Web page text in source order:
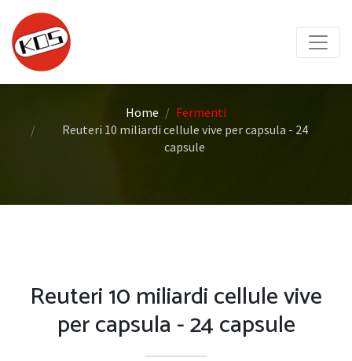
Home
Fermenti
Reuteri 10 miliardi cellule vive per capsula - 24
capsule
Reuteri 10 miliardi cellule vive
per capsula - 24 capsule